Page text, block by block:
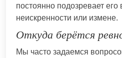
постоянно подозревает его
неискренности или измене.
Откуда берётся
Мы часто задаемся